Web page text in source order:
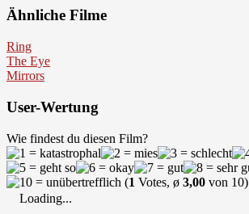
Ähnliche Filme
Ring
The Eye
Mirrors
User-Wertung
Wie findest du diesen Film?
(1 Votes, ø 3,00 von 10)
Loading...